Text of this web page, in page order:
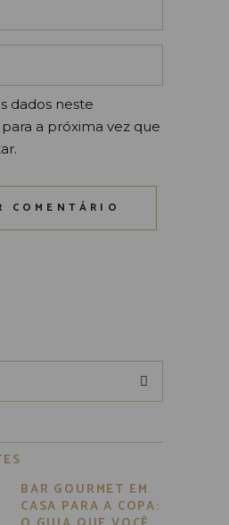
dados neste
a próxima vez que
COMENTÁRIO
BAR GOURMET EM
CASA PARA A COPA: